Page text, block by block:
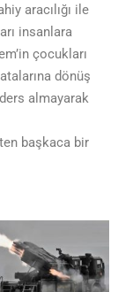
aracılığı ile
insanlara
çocukları
dönüş
almayarak
başkaca bir